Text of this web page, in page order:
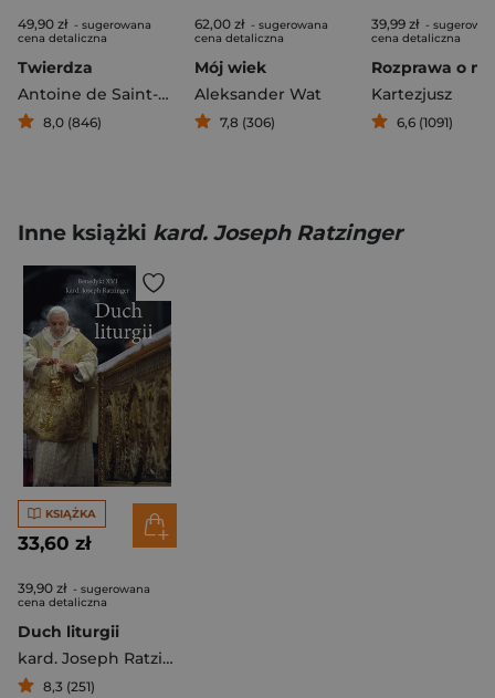
49,90 zł - sugerowana
cena detaliczna
Twierdza
Antoine de Saint-Exupery
8,0 (846)
62,00 zł - sugerowana
cena detaliczna
Mój wiek
Aleksander Wat
7,8 (306)
39,99 zł -
cena detaliczna
Kartezjusz
6,6 (1091)
Inne książki kard. Joseph Ratzinger
KSIĄŻKA
33,60 zł
39,90 zł - sugerowana
cena detaliczna
Duch liturgii
kard. Joseph Ratzinger
8,3 (251)